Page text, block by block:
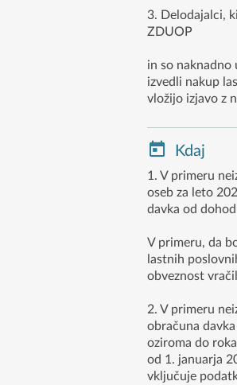
3. Delodajalci,
ZDUOP
in so naknadno
izvedli nakup
vložijo izjavo z
Kdaj
1. V primeru
oseb za leto
davka od
V primeru, da
lastnih
obveznost
2. V primeru
obračuna
oziroma do
od 1. januarja
vključuje